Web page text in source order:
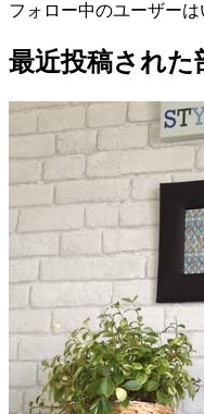
フォロー中のユーザーは
最近投稿された